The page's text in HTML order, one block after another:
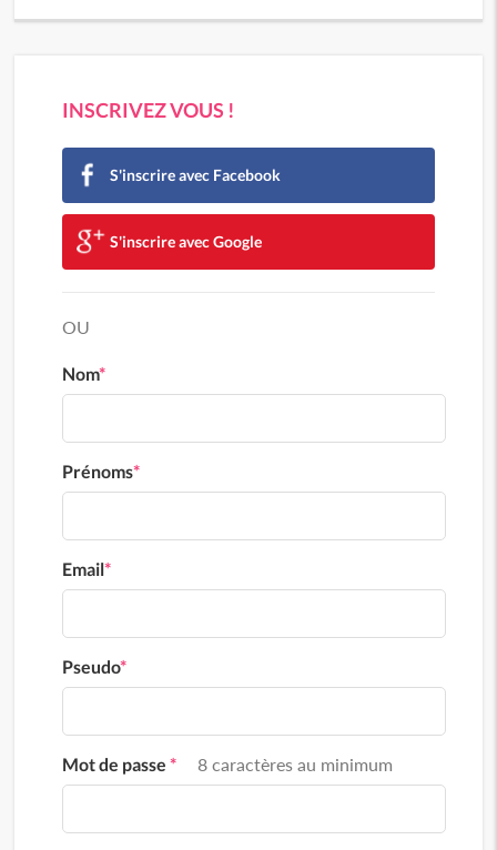
INSCRIVEZ VOUS !
S'inscrire avec Facebook
S'inscrire avec Google
OU
Nom*
Prénoms*
Email*
Pseudo*
Mot de passe * 8 caractères au minimum